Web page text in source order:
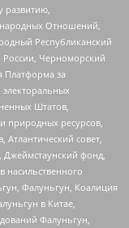
развитию,
Отношений,
Республиканский
России, Черноморский
Платформа за
Штатов,
природных ресурсов,
совет,
фонд,
Фалуньгун, Коалиция
в Китае,
Фалуньгун,